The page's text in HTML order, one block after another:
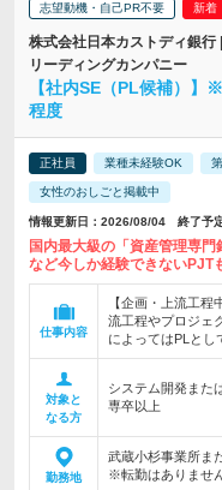
志望動機・自己PR不要
株式会社日本カストディ銀
リーディングカンパニー
【社内SE（PL候補）】
程度
正社員 業種未経験OK
女性のおしごと掲載中
情報更新日：2026/08/04 終了予
国内最大級の「資産管理専
など今しか経験できないPJT
仕事内容
【企画・上流工
流工程やプロジェ
によってはPLとし
対象と
なる方
システム開発また
専卒以上
勤務地
武蔵小杉事業所ま
※転勤はありませ